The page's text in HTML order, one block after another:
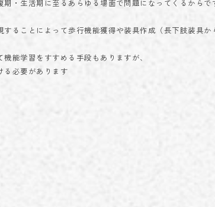
・生活期に至るあらゆる場面で問題になってくるからで
ることによって歩行機能獲得や装具作成（長下肢装具か
能学習をすすめる手段もありますが、
る必要があります